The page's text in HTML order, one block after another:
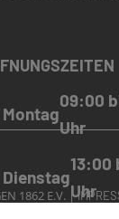
Montag
09:00
Uhr
Dienstag
13:00
Uhr
1862 E.V. |